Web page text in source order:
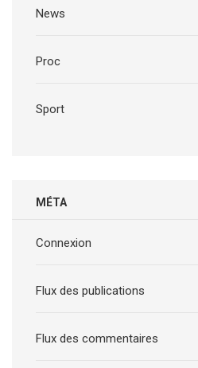
News
Proc
Sport
MÉTA
Connexion
Flux des publications
Flux des commentaires